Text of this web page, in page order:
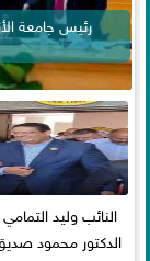
رئيس جامعة
النائب وليد
الدكتور محمود